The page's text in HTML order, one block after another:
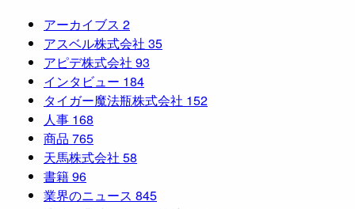
アーカイブス 2
アスベル株式会社 35
アピデ株式会社 93
インタビュー 184
タイガー魔法瓶株式会社 152
人事 168
商品 765
天馬株式会社 58
書籍96
業界のニュース 845